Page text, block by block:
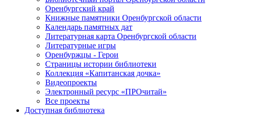
Оренбургский край
Книжные памятники Оренбургской области
Календарь памятных дат
Литературная карта Оренбургской области
Литературные игры
Оренбуржцы - Герои
Страницы истории библиотеки
Коллекция «Капитанская дочка»
Видеопроекты
Электронный ресурс «ПРОчитай»
Все проекты
Доступная библиотека